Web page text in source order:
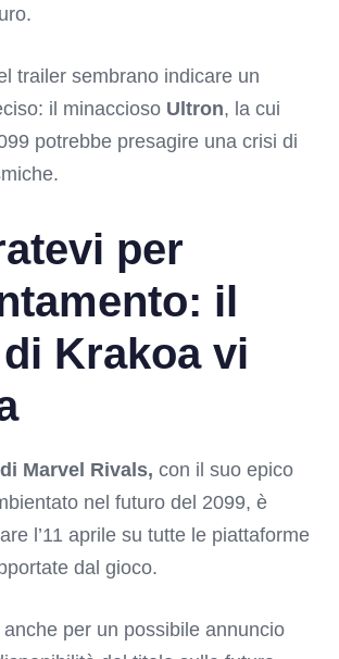
trailer sembrano indicare un
il minaccioso Ultron, la cui
potrebbe presagire una crisi di
per
il
Krakoa vi
Marvel Rivals, con il suo epico
nel futuro del 2099, è
l’11 aprile su tutte le piattaforme
dal gioco.
anche per un possibile annuncio